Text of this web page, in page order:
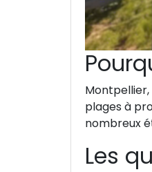
plages à
nombreux
Les